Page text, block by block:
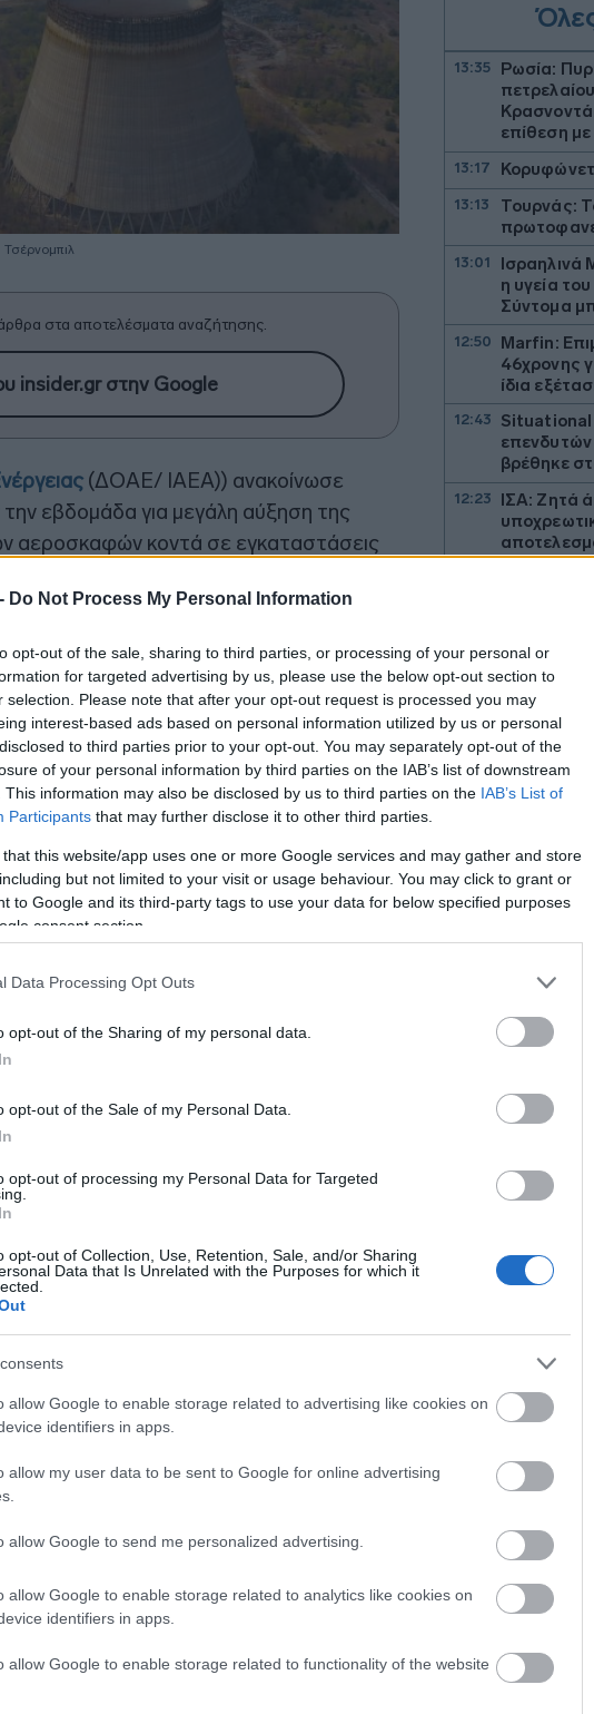
Do Not Process My Personal Information
opt-out of the sale, sharing to third parties, or processing of your personal or
for targeted advertising by us, please use the below opt-out section to
selection. Please note that after your opt-out request is processed you may
interest-based ads based on personal information utilized by us or personal
to third parties prior to your opt-out. You may separately opt-out of the
of your personal information by third parties on the IAB’s list of downstream
This information may also be disclosed by us to third parties on the IAB’s List of
Participants that may further disclose it to other third parties.
that this website/app uses one or more Google services and may gather and store
but not limited to your visit or usage behaviour. You may click to grant or
to Google and its third-party tags to use your data for below specified purposes
consent section.
Data Processing Opt Outs
opt-out of the Sharing of my personal data.
opt-out of the Sale of my Personal Data.
opt-out of processing my Personal Data for Targeted
opt-out of Collection, Use, Retention, Sale, and/or Sharing
Data that Is Unrelated with the Purposes for which it
allow Google to enable storage related to advertising like cookies on
identifiers in apps.
allow my user data to be sent to Google for online advertising
allow Google to send me personalized advertising.
allow Google to enable storage related to analytics like cookies on
identifiers in apps.
allow Google to enable storage related to functionality of the website
Τσέρνομπιλ
στα αποτελέσματα αναζήτησης.
insider.gr στην Google
(ΔΟΑΕ/ ΙΑΕΑ)) ανακοίνωσε
εβδομάδα για μεγάλη αύξηση της
αεροσκαφών κοντά σε εγκαταστάσεις
με
να έχουν καταγραφεί να πετούν στις
Ουκρανίας που βρίσκονται οι
καμία άμεση επίδραση στην πυρηνική
αναφέρει ο οργανισμός στην
πλατφόρμα Χ.
και μάθετε πρώτοι όλες τιςειδήσειςαπό την
13:35
Ρωσία:
επίθεση
13:17
13:13
Τουρνάς:
13:01
Ισραηλινά
η υγεία
Σύντομα
12:50
Marfin:
46χρονης
ίδια
12:43
Situational
βρέθηκε
12:23
ΙΣΑ: Ζητά
Η ακραία
κλιματική
12:03 BP: Μια
Αμερικανό
Γερμανίας
11:46
Με ταχείς
στη Δυτική
Κινδύνου
και τις
Fed: Ο
5G
βρίσκεται
Η fintech
θυγατρική
υιοθέτηση
επιβολή
Κολομβία:
Υπ.
περίοδο
10:21
Health
ΟΗΕ:
κλίμακας
Βραζιλία:
τροπικού
trading
κλάδου